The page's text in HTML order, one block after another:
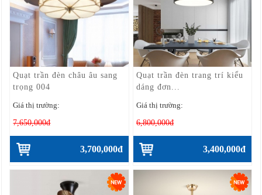
Quạt trần đèn châu âu sang
trọng 004
Giá thị trường:
7,650,000đ
3,700,000đ
Quạt trần đèn trang trí kiểu
dáng đơn...
Giá thị trường:
6,800,000đ
3,400,000đ